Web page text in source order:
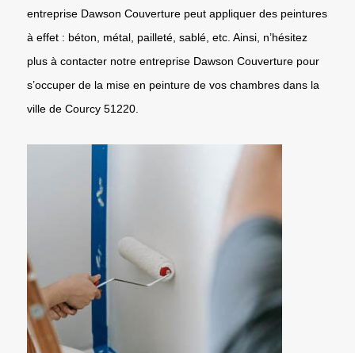
entreprise Dawson Couverture peut appliquer des peintures
à effet : béton, métal, pailleté, sablé, etc. Ainsi, n’hésitez
plus à contacter notre entreprise Dawson Couverture pour
s’occuper de la mise en peinture de vos chambres dans la
ville de Courcy 51220.